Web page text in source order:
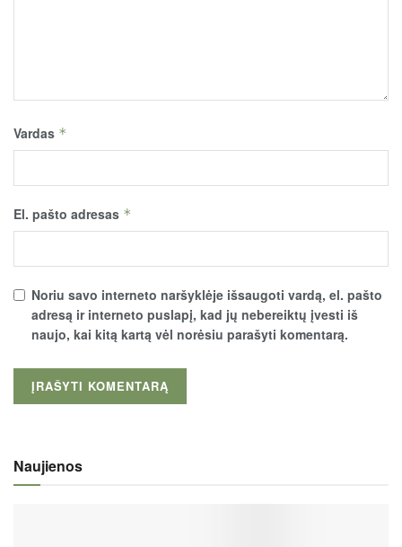
Vardas *
El. pašto adresas *
Noriu savo interneto naršyklėje išsaugoti vardą, el. pašto
adresą ir interneto puslapį, kad jų nebereiktų įvesti iš
naujo, kai kitą kartą vėl norėsiu parašyti komentarą.
Naujienos